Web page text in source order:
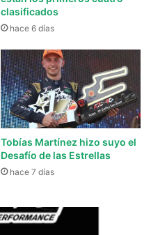
clasificados
hace 6 días
Tobías Martínez hizo suyo el
Desafío de las Estrellas
hace 7 días